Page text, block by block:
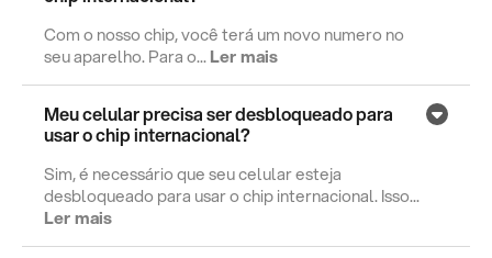
Com o nosso chip, você terá um novo numero no
seu aparelho. Para o...Ler mais
Meu celular precisa ser desbloqueado para
usar o chip internacional?
Sim, é necessário que seu celular esteja
desbloqueado para usar o chip internacional. Isso...
Ler mais